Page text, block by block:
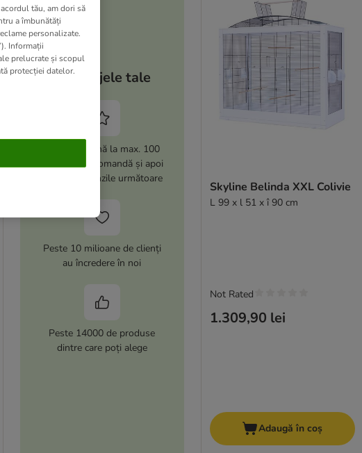
Avantajele tale
Ai -15% (până la max. 100
lei) la prima comandă și apoi
-5% la comenzile următoare
Peste 10 milioane de clienți
au încredere în noi
Peste 14000 de produse
dintre care poți alege
Skyline Belinda XXL Colivie
L 99 x l 51 x î 90 cm
1.309,90 lei
Not Rated
Adaugă în coș
tău, am dori să
a îmbunătăți
personalizate.
Informații
prelucrate și scopul
protecției datelor.